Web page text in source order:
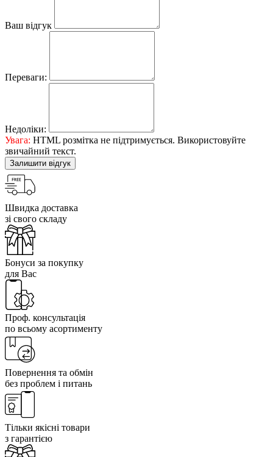
Ваш відгук
Переваги:
Недоліки:
Увага: HTML розмітка не підтримується. Використовуйте
звичайний текст.
Залишити відгук
Швидка доставка
зі свого складу
Бонуси за покупку
для Вас
Проф. консультація
по всьому асортименту
Повернення та обмін
без проблем і питань
Тільки якісні товари
з гарантією